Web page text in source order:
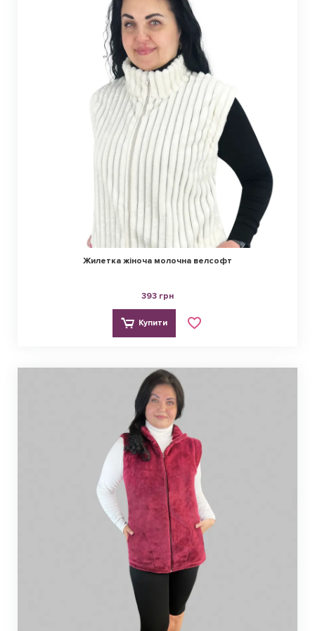
жіночого трикотажу
Специфікою роботи підприємства Софія Текстиль вважається
наявність власних виробничих потужностей. Виготовлення
трикотажної продукції базується на відповідності високим
стандартам якості. Вони включають такі ключові фактори:
Технологічність. У виробничому процесі
використовують інноваційне обладнання. Це дозволяє
мінімізувати собівартість та успішно вирішувати
поставлені технологічні завдання.
Безпека. Забезпечується використанням безпечних
тканинних матеріалів, включаючи віскозу, кулір,
фулікру, велюр, велсофт, двунитку, інтерлок та інші.
Особливості кожного з різновидів трикотажного
полотна дозволяють говорити про високі споживчі
Моніторинг якості. Усі стадії виробничого процесу
передбачають комплексний контроль міцності швів та
Доступність. Найнижча ціна забезпечується
перевагами наявності власної виробничої бази.
Відповідно запропонований жіночий одяг
конкурентоспроможний на українському ринку та
відповідає запитам споживачів щодо економії коштів.
Значною умовою успіху компанії справедливо вважається
високий професіоналізм команди. Це однаково справедливо
як щодо закрійників, так і дизайнерів. Ефективна робота
команди дозволяє забезпечити гідну торгову пропозицію
Розширений асортимент
продукції для жінок
Реальна статистика продажів підтверджує стабільний попит
Жилетка жіноча молочна велсофт
393 грн
Купити